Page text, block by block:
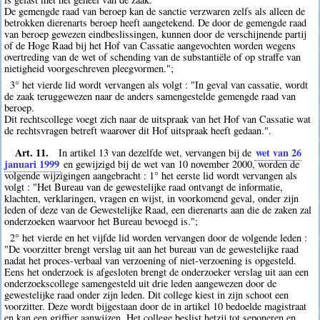
De gemengde raad van beroep kan de sanctie verzwaren zelfs als alleen de
betrokken dierenarts beroep heeft aangetekend. De door de gemengde raad
van beroep gewezen eindbeslissingen, kunnen door de verschijnende partij
of de Hoge Raad bij het Hof van Cassatie aangevochten worden wegens
overtreding van de wet of schending van de substantiële of op straffe van
nietigheid voorgeschreven pleegvormen.";
3° het vierde lid wordt vervangen als volgt : "In geval van cassatie, wordt
de zaak teruggewezen naar de anders samengestelde gemengde raad van
beroep.
Dit rechtscollege voegt zich naar de uitspraak van het Hof van Cassatie wat
de rechtsvragen betreft waarover dit Hof uitspraak heeft gedaan.".
Art. 11. In artikel 13 van dezelfde wet, vervangen bij de wet van 26
januari 1999 en gewijzigd bij de wet van 10 november 2000, worden de
volgende wijzigingen aangebracht : 1° het eerste lid wordt vervangen als
volgt : "Het Bureau van de gewestelijke raad ontvangt de informatie,
klachten, verklaringen, vragen en wijst, in voorkomend geval, onder zijn
leden of deze van de Gewestelijke Raad, een dierenarts aan die de zaken zal
onderzoeken waarvoor het Bureau bevoegd is.";
2° het vierde en het vijfde lid worden vervangen door de volgende leden :
"De voorzitter brengt verslag uit aan het bureau van de gewestelijke raad
nadat het proces-verbaal van verzoening of niet-verzoening is opgesteld.
Eens het onderzoek is afgesloten brengt de onderzoeker verslag uit aan een
onderzoekscollege samengesteld uit drie leden aangewezen door de
gewestelijke raad onder zijn leden. Dit college kiest in zijn schoot een
voorzitter. Deze wordt bijgestaan door de in artikel 10 bedoelde magistraat
en kan een griffier aanwijzen. Het college beslist hetzij tot seponeren en